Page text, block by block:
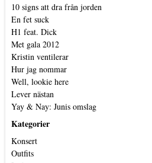
10 signs att dra från jorden
En fet suck
H1 feat. Dick
Met gala 2012
Kristin ventilerar
Hur jag nommar
Well, lookie here
Lever nästan
Yay & Nay: Junis omslag
Kategorier
Konsert
Outfits